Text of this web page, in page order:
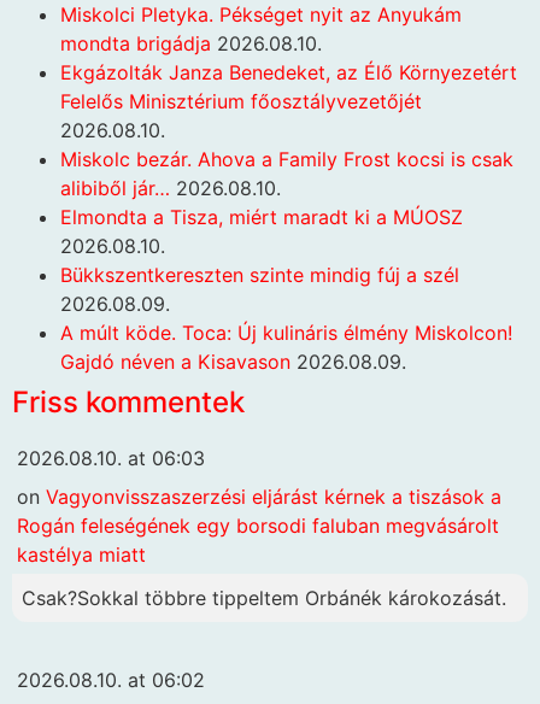
Miskolci Pletyka. Pékséget nyit az Anyukám
mondta brigádja 2026.08.10.
Ekgázolták Janza Benedeket, az Élő Környezetért
Felelős Minisztérium főosztályvezetőjét
2026.08.10.
Miskolc bezár. Ahova a Family Frost kocsi is csak
alibiből jár… 2026.08.10.
Elmondta a Tisza, miért maradt ki a MÚOSZ
2026.08.10.
Bükkszentkereszten szinte mindig fúj a szél
2026.08.09.
A múlt köde. Toca: Új kulináris élmény Miskolcon!
Gajdó néven a Kisavason 2026.08.09.
Friss kommentek
2026.08.10. at 06:03
on Vagyonvisszaszerzési eljárást kérnek a tiszások a
Rogán feleségének egy borsodi faluban megvásárolt
kastélya miatt
Csak?Sokkal többre tippeltem Orbánék károkozását.
2026.08.10. at 06:02